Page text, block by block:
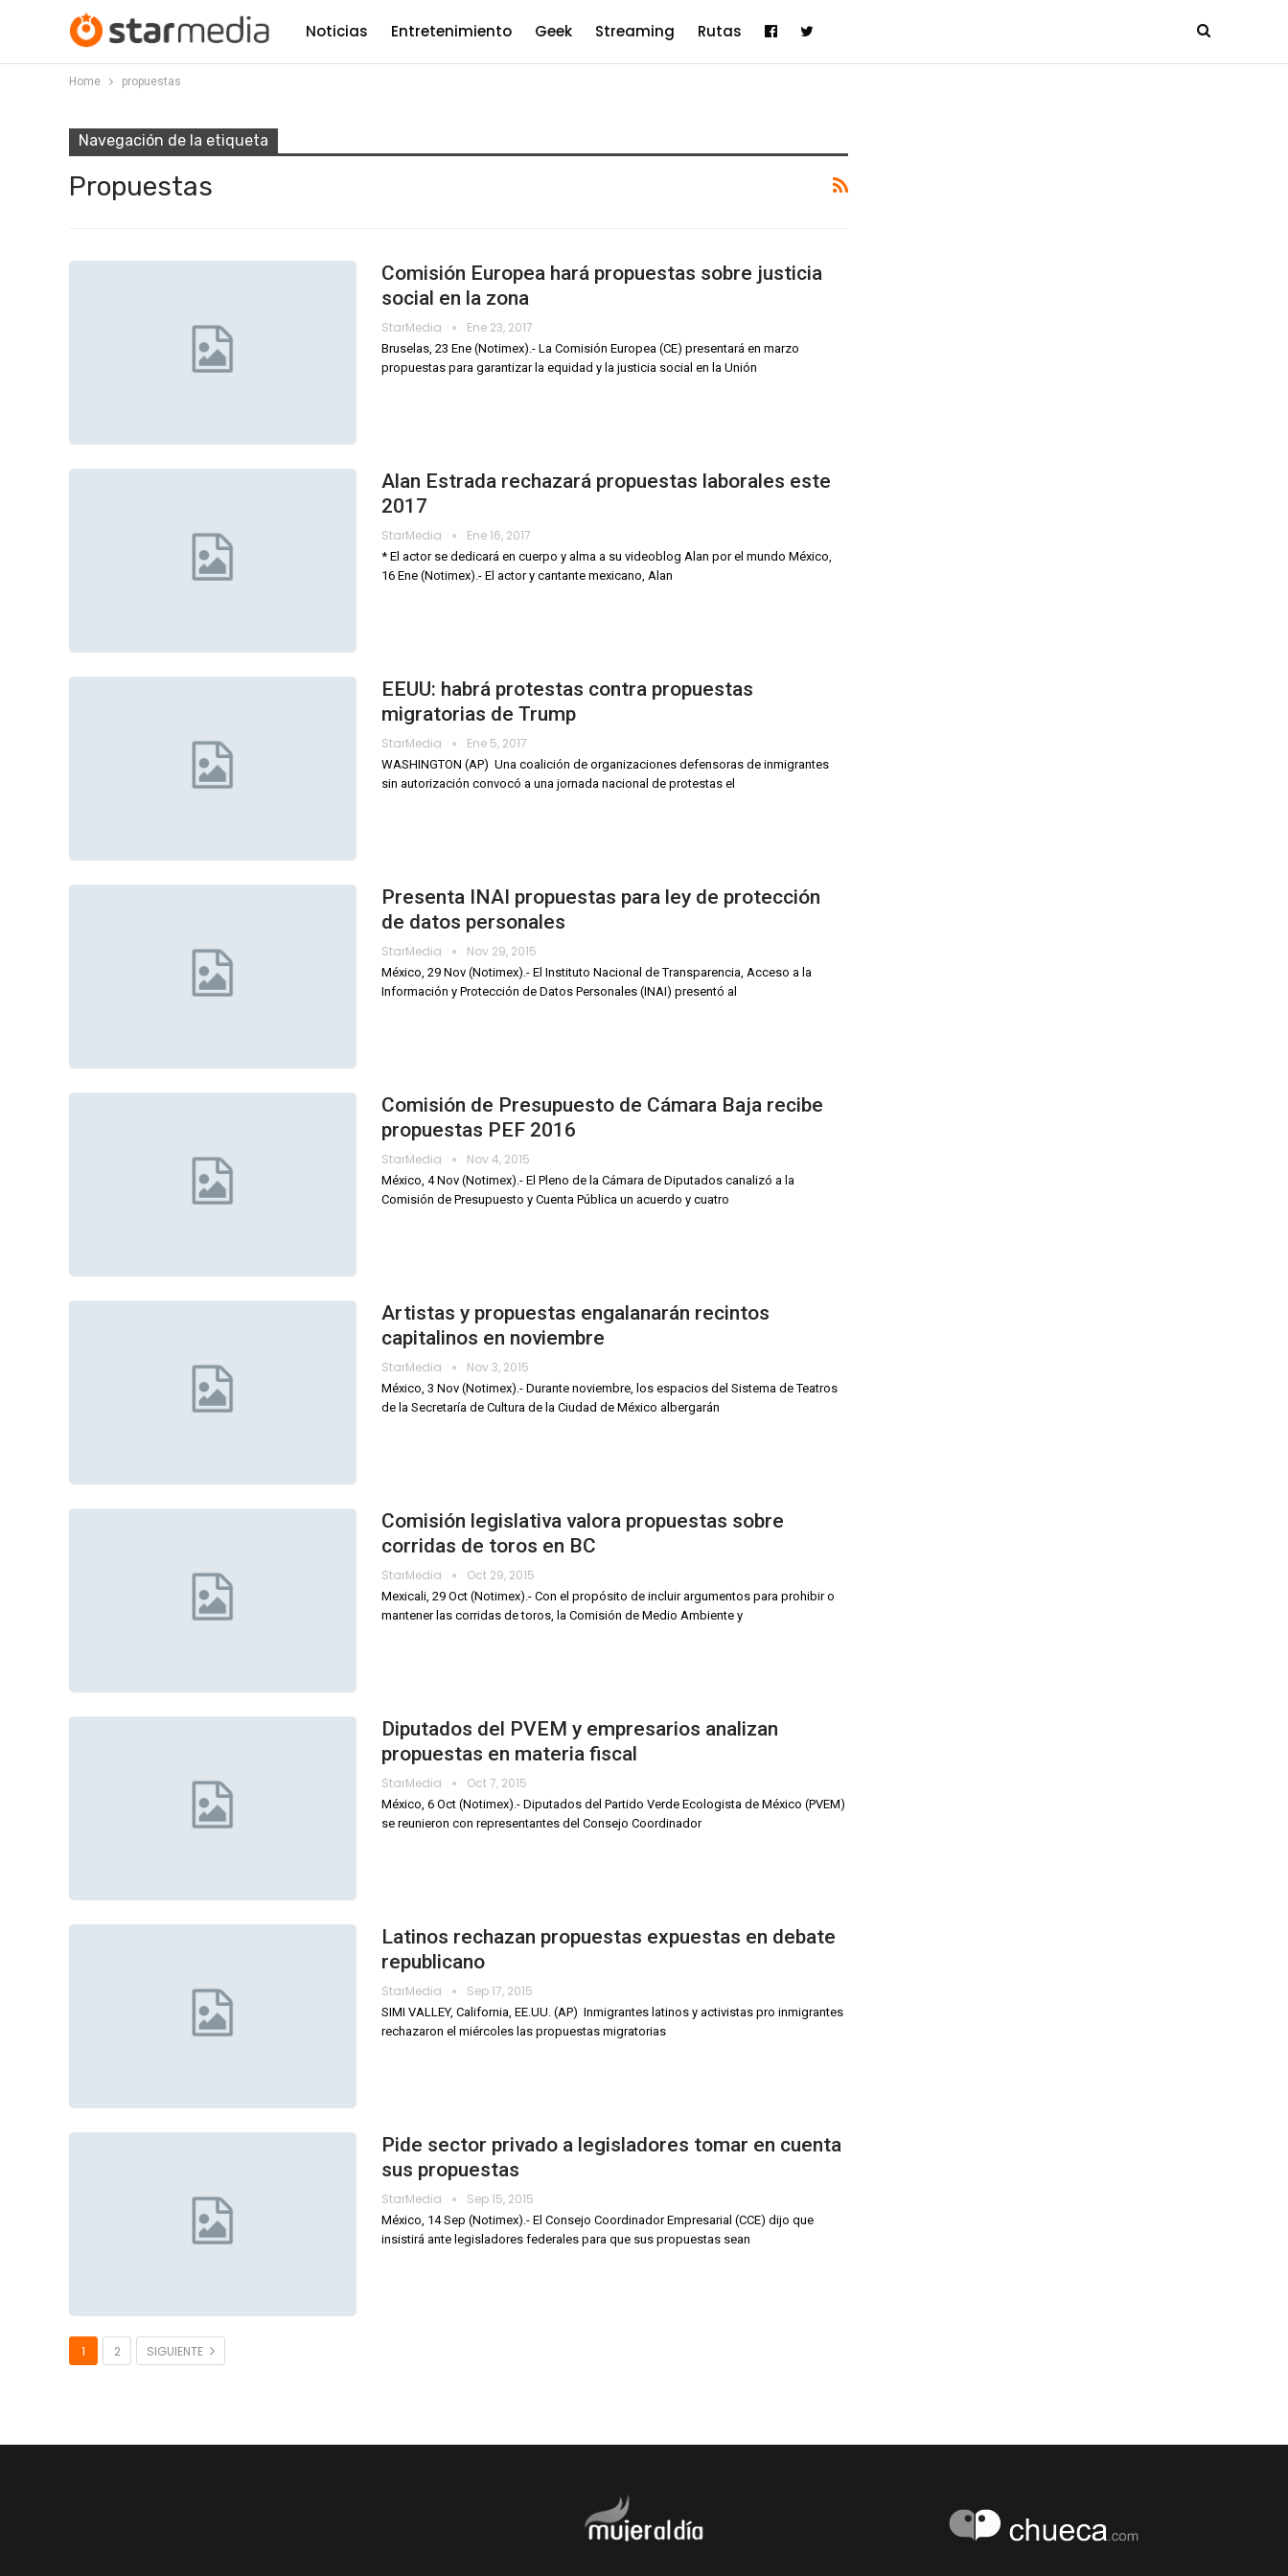
Noticias Entretenimiento Geek Streaming Rutas
Home propuestas
Navegación de la etiqueta
Propuestas
Comisión Europea hará propuestas sobre justicia
social en la zona
StarMedia Ene 23, 2017
Bruselas, 23 Ene (Notimex).- La Comisión Europea (CE) presentará en marzo
propuestas para garantizar la equidad y la justicia social en la Unión
Alan Estrada rechazará propuestas laborales este
2017
StarMedia Ene 16, 2017
* El actor se dedicará en cuerpo y alma a su videoblog Alan por el mundo México,
16 Ene (Notimex).- El actor y cantante mexicano, Alan
EEUU: habrá protestas contra propuestas
migratorias de Trump
StarMedia Ene 5, 2017
WASHINGTON (AP)  Una coalición de organizaciones defensoras de inmigrantes
sin autorización convocó a una jornada nacional de protestas el
Presenta INAI propuestas para ley de protección
de datos personales
StarMedia Nov 29, 2015
México, 29 Nov (Notimex).- El Instituto Nacional de Transparencia, Acceso a la
Información y Protección de Datos Personales (INAI) presentó al
Comisión de Presupuesto de Cámara Baja recibe
propuestas PEF 2016
StarMedia Nov 4, 2015
México, 4 Nov (Notimex).- El Pleno de la Cámara de Diputados canalizó a la
Comisión de Presupuesto y Cuenta Pública un acuerdo y cuatro
Artistas y propuestas engalanarán recintos
capitalinos en noviembre
StarMedia Nov 3, 2015
México, 3 Nov (Notimex).- Durante noviembre, los espacios del Sistema de Teatros
de la Secretaría de Cultura de la Ciudad de México albergarán
Comisión legislativa valora propuestas sobre
corridas de toros en BC
StarMedia Oct 29, 2015
Mexicali, 29 Oct (Notimex).- Con el propósito de incluir argumentos para prohibir o
mantener las corridas de toros, la Comisión de Medio Ambiente y
Diputados del PVEM y empresarios analizan
propuestas en materia fiscal
StarMedia Oct 7, 2015
México, 6 Oct (Notimex).- Diputados del Partido Verde Ecologista de México (PVEM)
se reunieron con representantes del Consejo Coordinador
Latinos rechazan propuestas expuestas en debate
republicano
StarMedia Sep 17, 2015
SIMI VALLEY, California, EE.UU. (AP)  Inmigrantes latinos y activistas pro inmigrantes
rechazaron el miércoles las propuestas migratorias
Pide sector privado a legisladores tomar en cuenta
sus propuestas
StarMedia Sep 15, 2015
México, 14 Sep (Notimex).- El Consejo Coordinador Empresarial (CCE) dijo que
insistirá ante legisladores federales para que sus propuestas sean
1 2 SIGUIENTE